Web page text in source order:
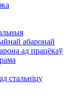
абаронай
ад працёкаў
стальніцу